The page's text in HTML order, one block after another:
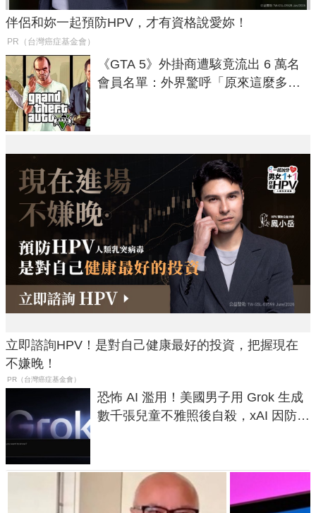
伴侶和妳一起預防HPV，才有資格說愛妳！
PR（台灣癌症基金會）
《GTA 5》外掛商遭駭竟流出 6 萬名
會員名單：外界驚呼「原來這麼多人
立即諮詢HPV！是對自己健康最好的投資，把握現在
不嫌晚！
PR（台灣癌症基金會）
恐怖 AI 濫用！美國男子用 Grok 生成
數千張兒童不雅照後自殺，xAI 因防護